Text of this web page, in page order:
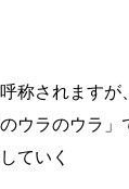
称されます
ウラのウラ
ていく